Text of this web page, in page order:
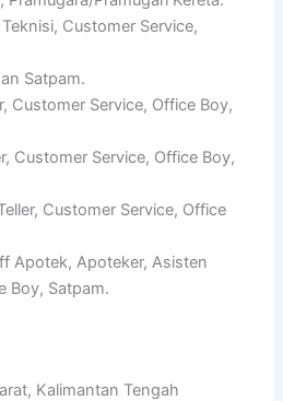
Customer Service,
Satpam.
Customer Service, Office Boy,
Customer Service, Office Boy,
Customer Service, Office
Apotek, Apoteker, Asisten
Boy, Satpam.
Kalimantan Tengah